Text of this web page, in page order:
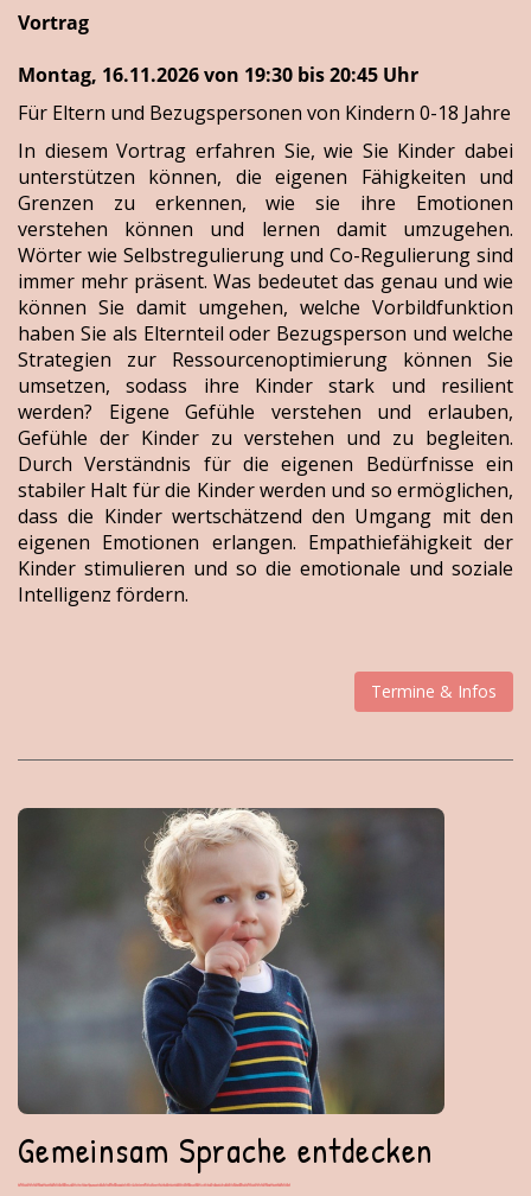
Vortrag
Montag, 16.11.2026 von 19:30 bis 20:45 Uhr
Für Eltern und Bezugspersonen von Kindern 0-18 Jahre
In diesem Vortrag erfahren Sie, wie Sie Kinder dabei
unterstützen können, die eigenen Fähigkeiten und
Grenzen zu erkennen, wie sie ihre Emotionen
verstehen können und lernen damit umzugehen.
Wörter wie Selbstregulierung und Co-Regulierung sind
immer mehr präsent. Was bedeutet das genau und wie
können Sie damit umgehen, welche Vorbildfunktion
haben Sie als Elternteil oder Bezugsperson und welche
Strategien zur Ressourcenoptimierung können Sie
umsetzen, sodass ihre Kinder stark und resilient
werden? Eigene Gefühle verstehen und erlauben,
Gefühle der Kinder zu verstehen und zu begleiten.
Durch Verständnis für die eigenen Bedürfnisse ein
stabiler Halt für die Kinder werden und so ermöglichen,
dass die Kinder wertschätzend den Umgang mit den
eigenen Emotionen erlangen. Empathiefähigkeit der
Kinder stimulieren und so die emotionale und soziale
Intelligenz fördern.
Termine & Infos
Gemeinsam Sprache entdecken